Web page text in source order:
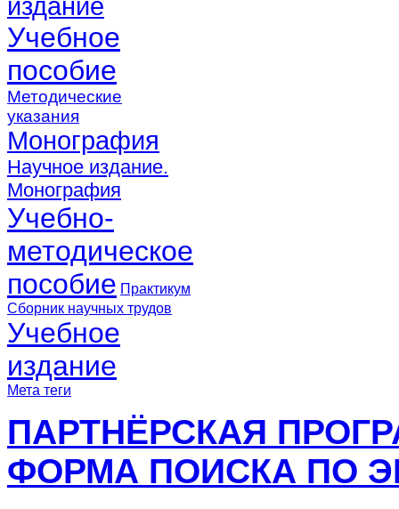
издание
Учебное
пособие
Методические
указания
Монография
Научное издание.
Монография
Учебно-
методическое
пособие Практикум
Сборник научных трудов
Учебное
издание
Мета теги
ПАРТНЁРСКАЯ
ФОРМА ПОИСКА ПО